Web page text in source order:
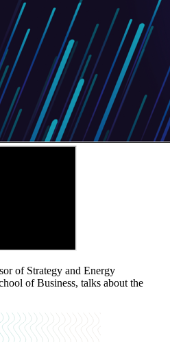
of Strategy and Energy
of Business, talks about the